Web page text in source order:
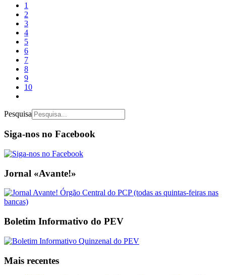
1
2
3
4
5
6
7
8
9
10
Pesquisa
Siga-nos no Facebook
Jornal «Avante!»
Boletim Informativo do PEV
Mais recentes